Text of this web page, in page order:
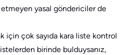
yasal göndericiler de
için çok sayıda kara liste kontrol
birinde bulduysanız,